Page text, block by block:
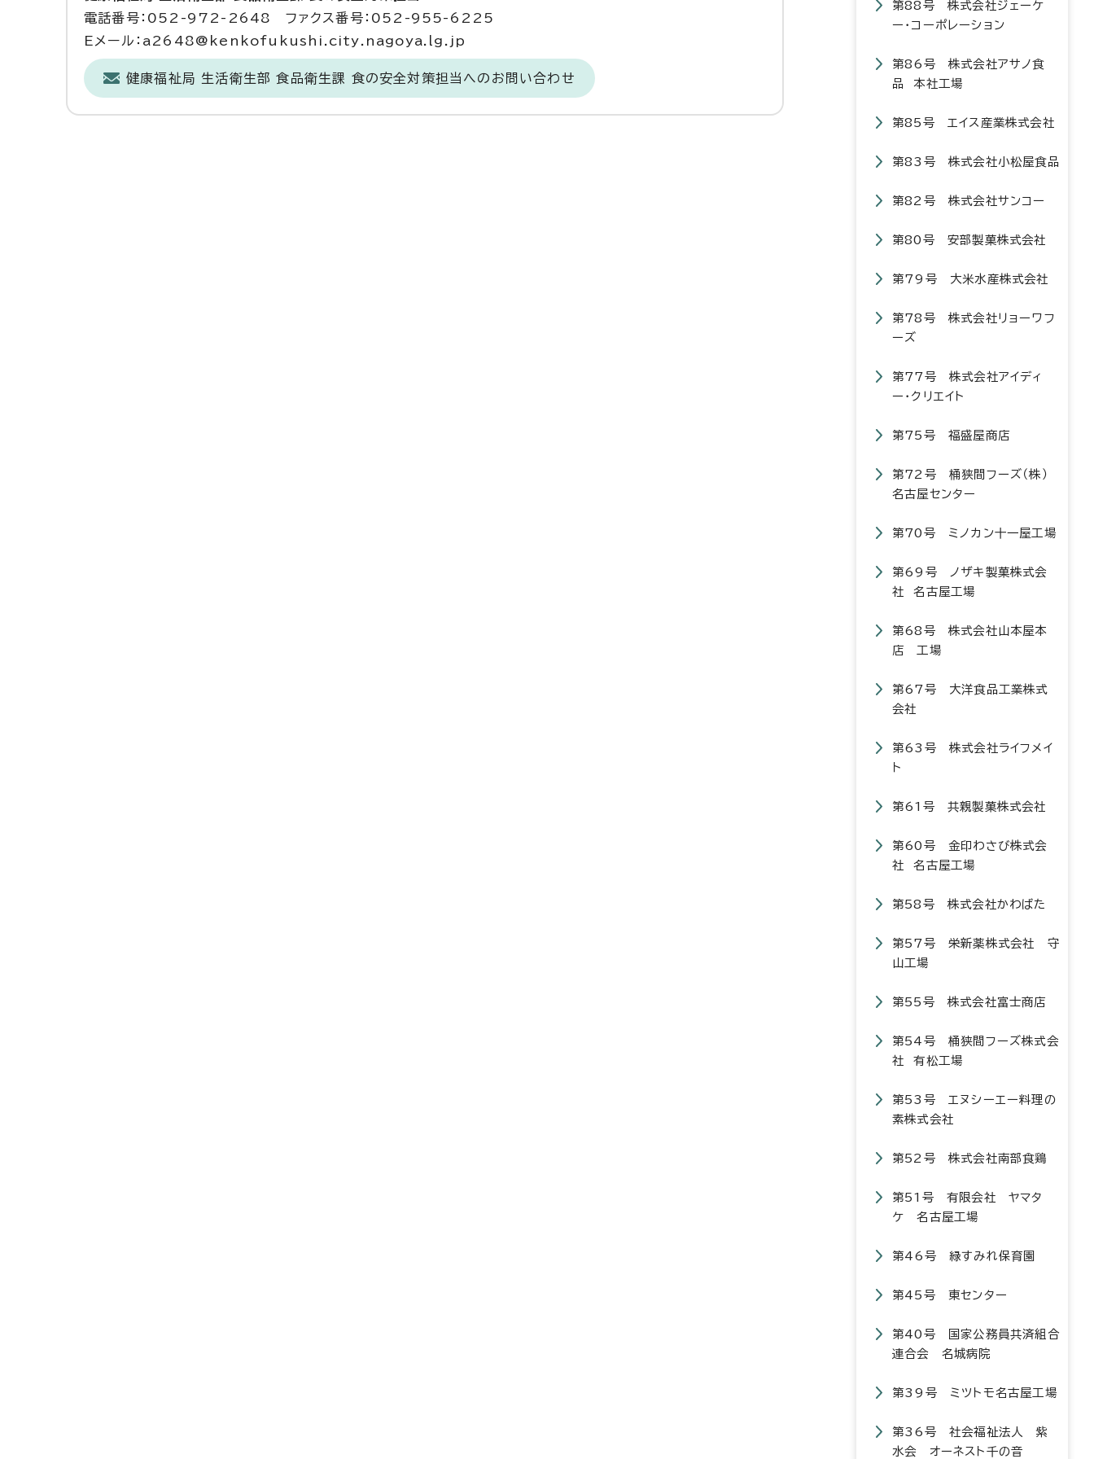
電話番号：052-972-2648 ファクス番号：052-955-6225
Eメール：a2648@kenkofukushi.city.nagoya.lg.jp
健康福祉局 生活衛生部 食品衛生課 食の安全対策担当へのお問い合わせ
第88号 株式会社ジェーケ
ー・コーポレーション
第86号 株式会社アサノ食
品 本社工場
第85号 エイス産業株式会社
第83号 株式会社小松屋食品
第82号 株式会社サンコー
第80号 安部製菓株式会社
第79号 大米水産株式会社
第78号 株式会社リョーワフ
ーズ
第77号 株式会社アイディ
ー・クリエイト
第75号 福盛屋商店
第72号 桶狭間フーズ（株）
名古屋センター
第70号 ミノカン十一屋工場
第69号 ノザキ製菓株式会
社 名古屋工場
第68号 株式会社山本屋本
店 工場
第67号 大洋食品工業株式
会社
第63号 株式会社ライフメイ
ト
第61号 共親製菓株式会社
第60号 金印わさび株式会
社 名古屋工場
第58号 株式会社かわばた
第57号 栄新薬株式会社 守
山工場
第55号 株式会社富士商店
第54号 桶狭間フーズ株式会
社 有松工場
第53号 エヌシーエー料理の
素株式会社
第52号 株式会社南部食鶏
第51号 有限会社 ヤマタ
ケ 名古屋工場
第46号 緑すみれ保育園
第45号 東センター
第40号 国家公務員共済組合
連合会 名城病院
第39号 ミツトモ名古屋工場
第36号 社会福祉法人 紫
水会 オーネスト千の音